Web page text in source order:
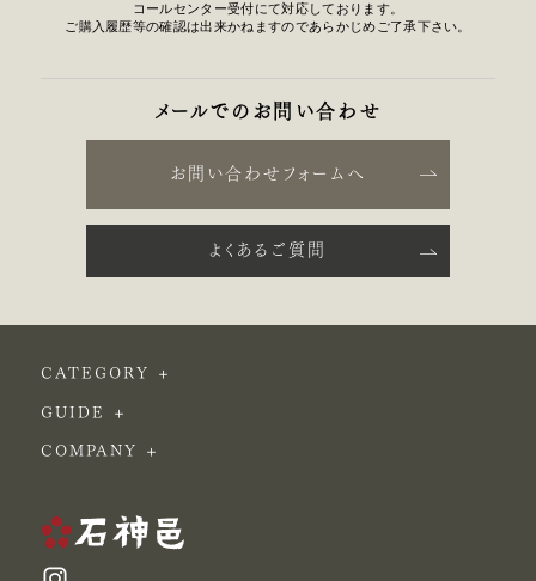
コールセンター受付にて対応しております。
ご購入履歴等の確認は出来かねますのであらかじめご了承下さい。
メールでのお問い合わせ
お問い合わせフォームへ
よくあるご質問
CATEGORY
GUIDE
COMPANY